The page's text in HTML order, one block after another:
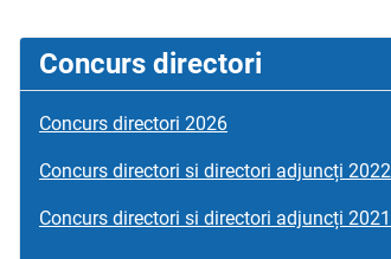
Concurs directori
Concurs directori 2026
Concurs directori si directori adjuncți 2022
Concurs directori si directori adjuncți 2021